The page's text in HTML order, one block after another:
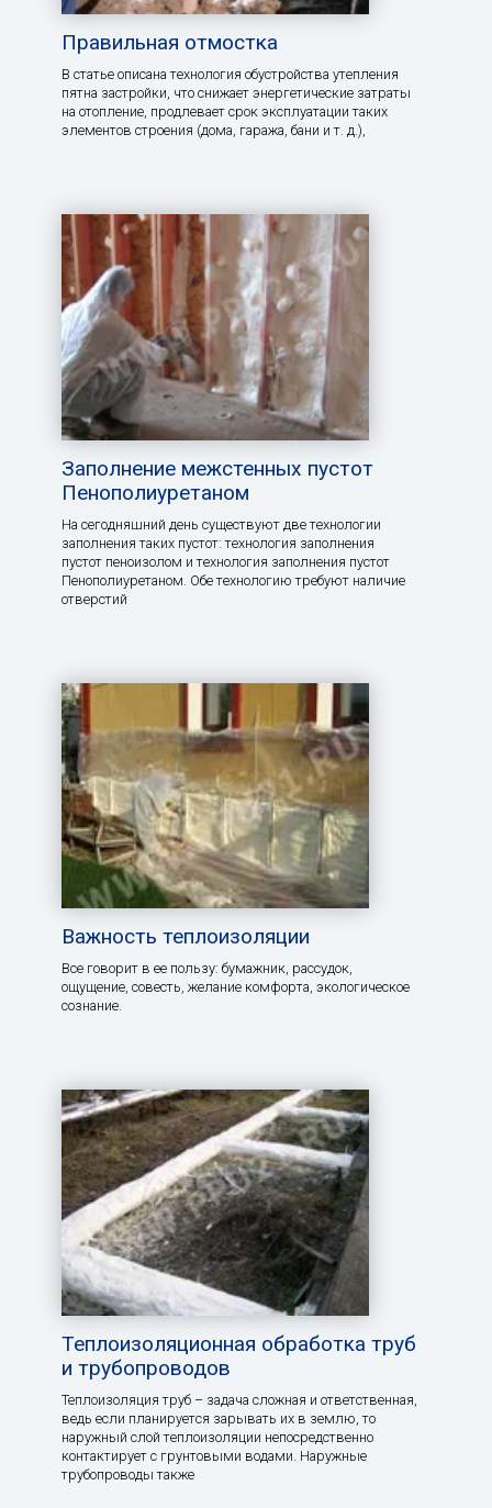
Правильная отмостка
В статье описана технология обустройства утепления
пятна застройки, что снижает энергетические затраты
на отопление, продлевает срок эксплуатации таких
элементов строения (дома, гаража, бани и т. д.),
Заполнение межстенных пустот
Пенополиуретаном
На сегодняшний день существуют две технологии
заполнения таких пустот: технология заполнения
пустот пеноизолом и технология заполнения пустот
Пенополиуретаном. Обе технологию требуют наличие
отверстий
Важность теплоизоляции
Все говорит в ее пользу: бумажник, рассудок,
ощущение, совесть, желание комфорта, экологическое
сознание.
Теплоизоляционная обработка труб
и трубопроводов
Теплоизоляция труб – задача сложная и ответственная,
ведь если планируется зарывать их в землю, то
наружный слой теплоизоляции непосредственно
контактирует с грунтовыми водами. Наружные
трубопроводы также